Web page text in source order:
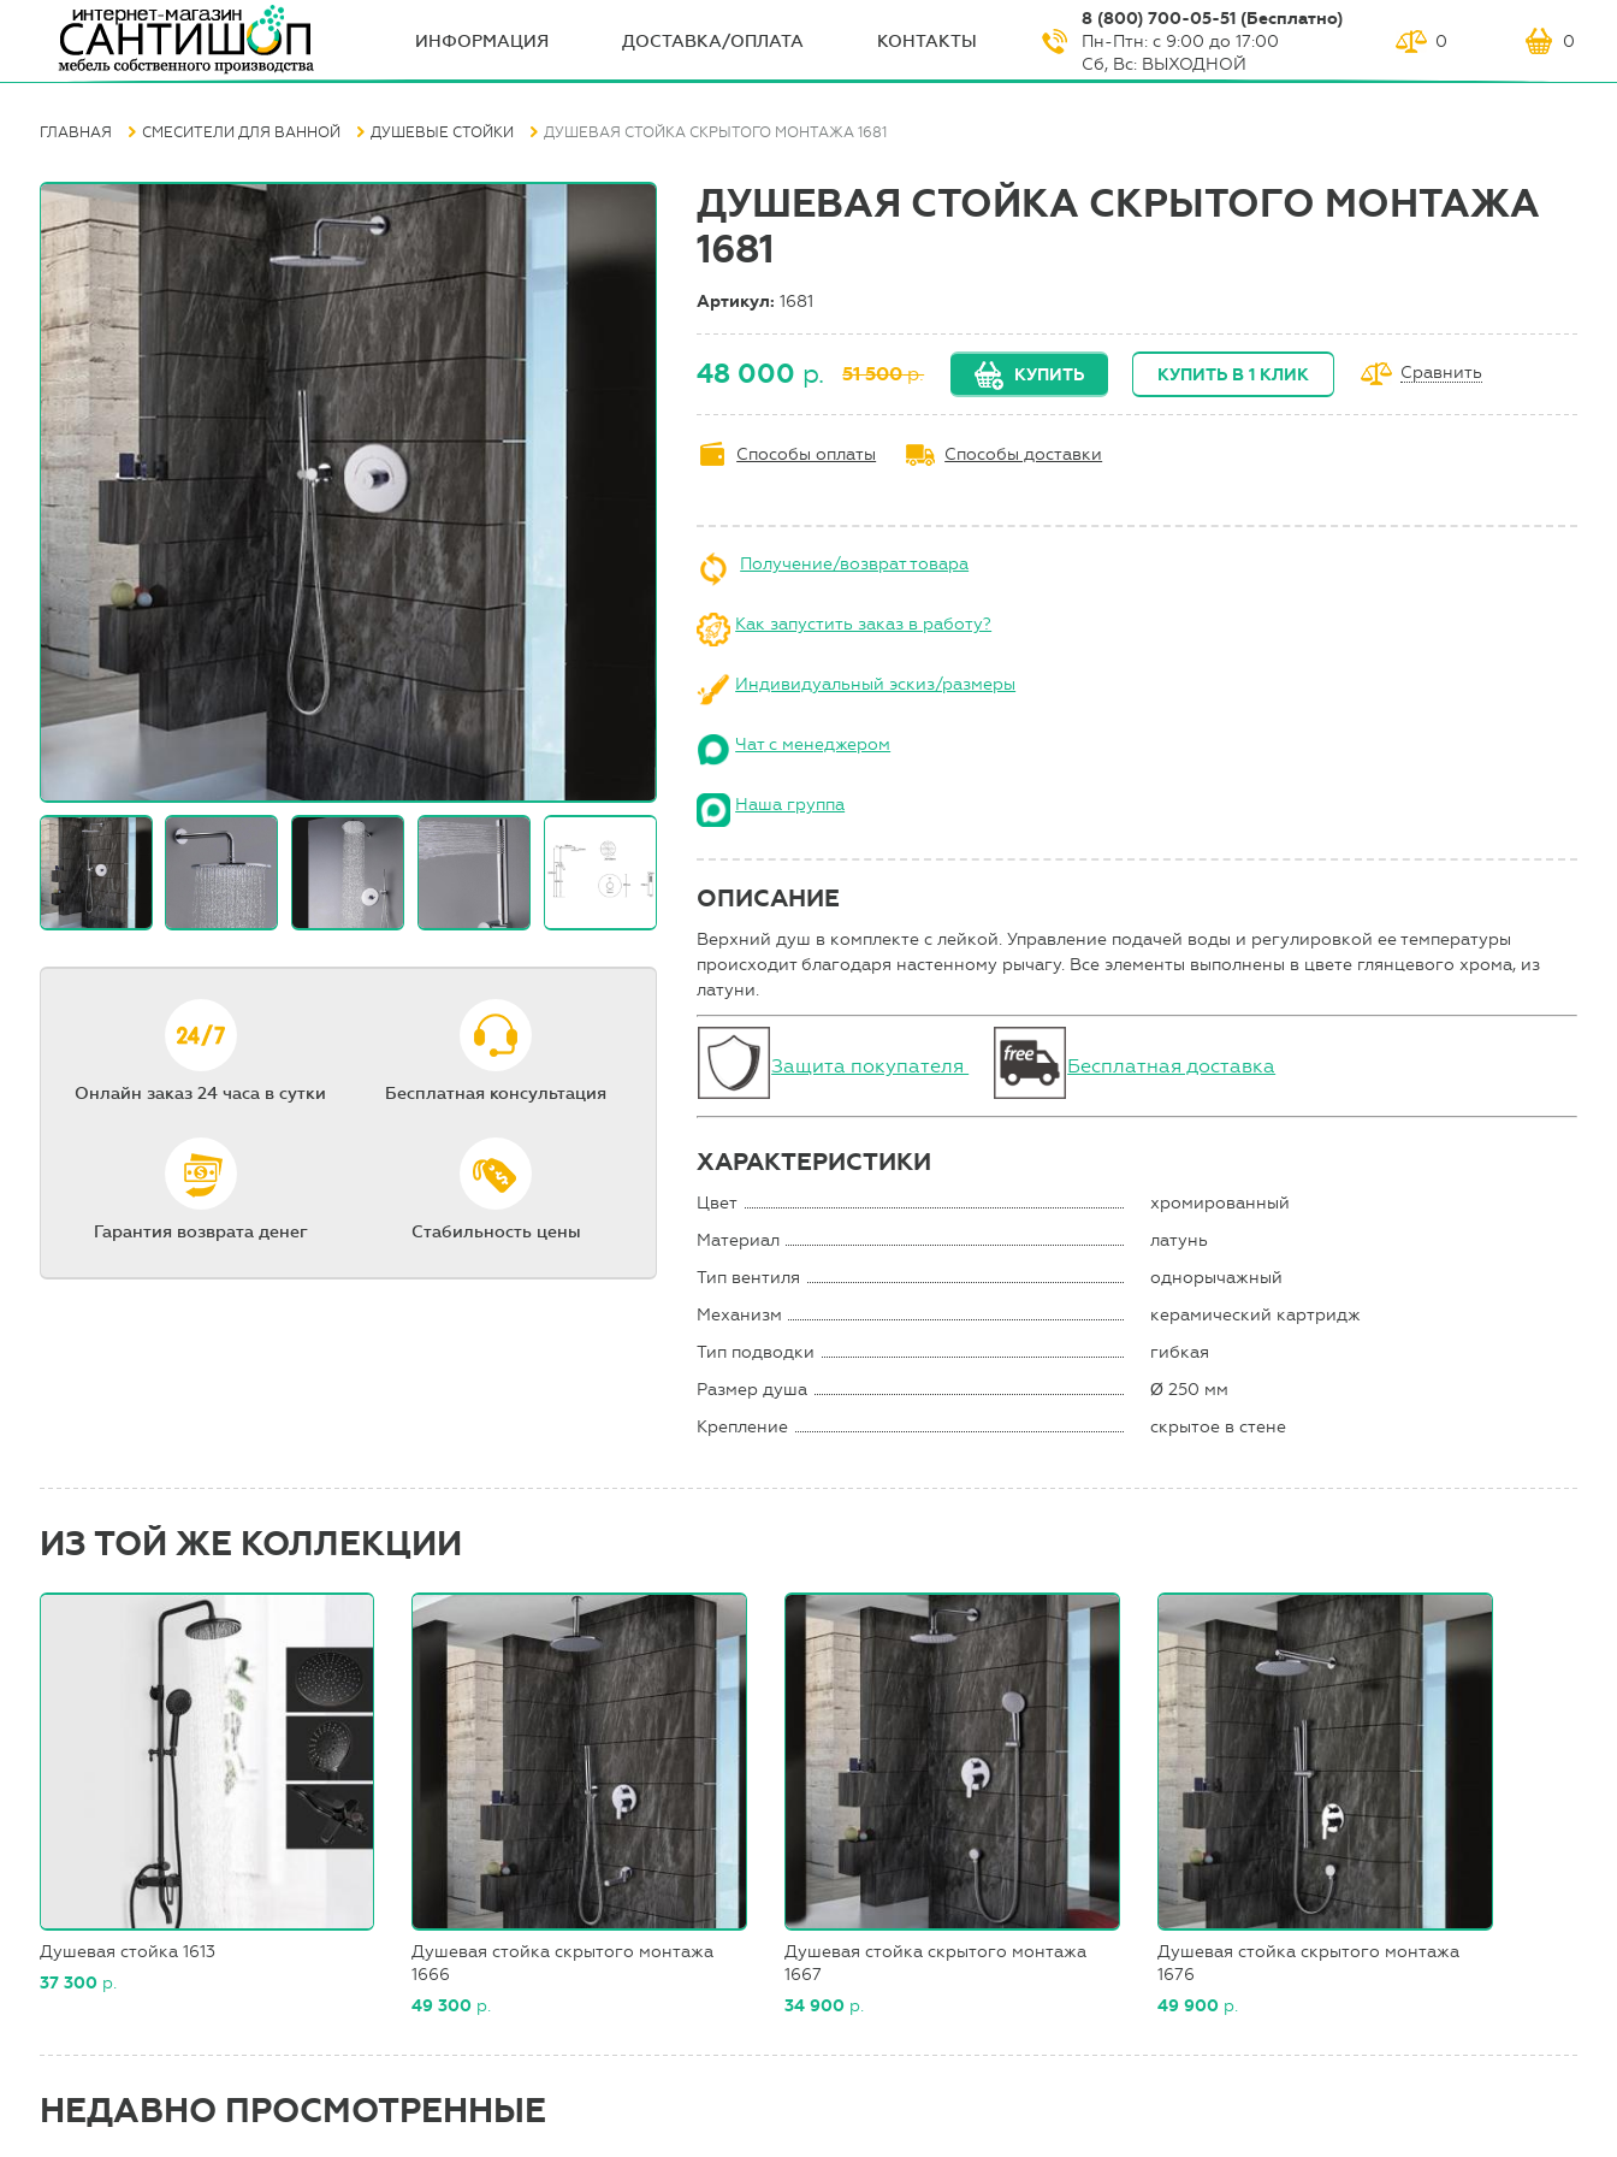
ИНФОРМАЦИЯ ДОСТАВКА/ОПЛАТА КОНТАКТЫ
8 (800) 700-05-51 (Бесплатно)
Пн-Птн: с 9:00 до 17:00
Сб, Вс: ВЫХОДНОЙ
0 0
ГЛАВНАЯ СМЕСИТЕЛИ ДЛЯ ВАННОЙ ДУШЕВЫЕ СТОЙКИ ДУШЕВАЯ СТОЙКА СКРЫТОГО МОНТАЖА 1681
Онлайн заказ 24 часа в сутки Бесплатная консультация
Гарантия возврата денег Стабильность цены
ДУШЕВАЯ СТОЙКА СКРЫТОГО МОНТАЖА
1681
Артикул:1681
48 000 р. 51 500р. КУПИТЬ КУПИТЬ В 1 КЛИК Сравнить
Способы оплаты Способы доставки
Получение/возврат товара
Как запустить заказ в работу?
Индивидуальный эскиз/размеры
Чат с менеджером
Наша группа
ОПИСАНИЕ
Верхний душ в комплекте с лейкой. Управление подачей воды и регулировкой ее температуры
происходит благодаря настенному рычагу. Все элементы выполнены в цвете глянцевого хрома, из
латуни.
Защита покупателя Бесплатная доставка
ХАРАКТЕРИСТИКИ
Цвет
хромированный
Материал
латунь
Тип вентиля
однорычажный
Механизм
керамический картридж
Тип подводки
гибкая
Размер душа
Ø 250 мм
Крепление
скрытое в стене
ИЗ ТОЙ ЖЕ КОЛЛЕКЦИИ
Душевая стойка 1613
37 300 р.
Душевая стойка скрытого монтажа
1666
49 300 р.
Душевая стойка скрытого монтажа
1667
34 900 р.
Душевая стойка скрытого монтажа
1676
49 900 р.
НЕДАВНО ПРОСМОТРЕННЫЕ